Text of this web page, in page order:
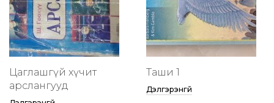
Цаглашгүй хүчит
арслангууд
Таши 1
Дэлгэрэнгүй